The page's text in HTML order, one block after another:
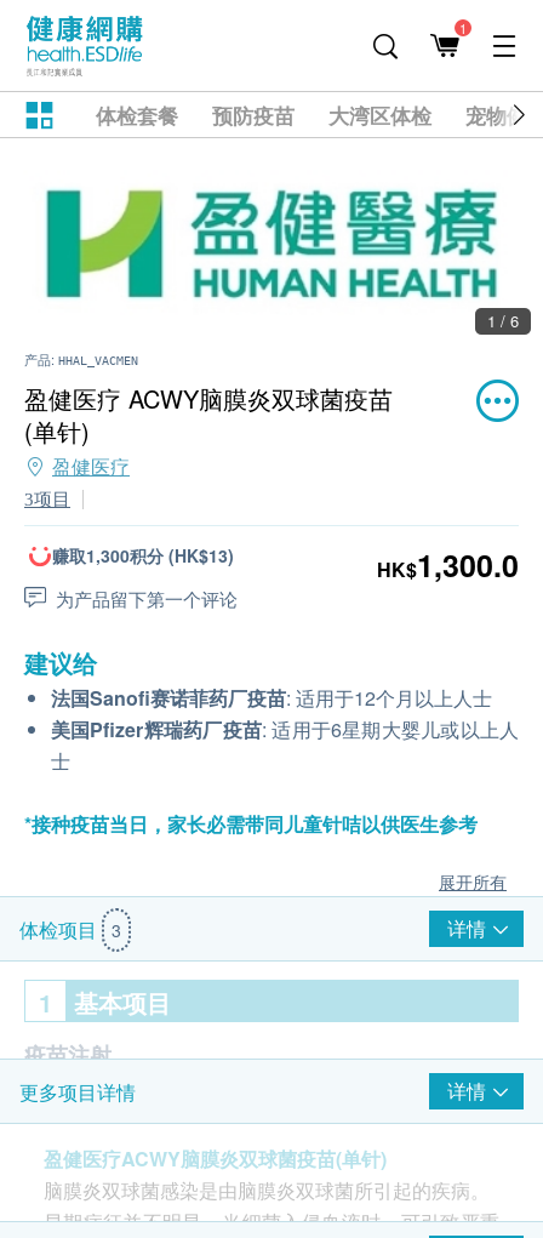
1
体检套餐 预防疫苗 大湾区体检 宠物健
1 / 6
产品: HHAL_VACMEN
盈健医疗 ACWY脑膜炎双球菌疫苗
(单针)
盈健医疗
3项目
赚取1,300积分 (HK$13)
为产品留下第一个评论
HK$1,300.0
建议给
法国Sanofi赛诺菲药厂疫苗: 适用于12个月以上人士
美国Pfizer辉瑞药厂疫苗: 适用于6星期大婴儿或以上人
士
*接种疫苗当日，家长必需带同儿童针咭以供医生参考
展开所有
体检项目 3 详情
1 基本项目
疫苗注射
注射疫苗前由醫護人員负责注射评估
由医护人员负责注射程序
更多项目详情 详情
盈健医疗ACWY脑膜炎双球菌疫苗(单针)
脑膜炎双球菌感染是由脑膜炎双球菌所引起的疾病。
早期病征并不明显，当细菌入侵血液时，可引致严重